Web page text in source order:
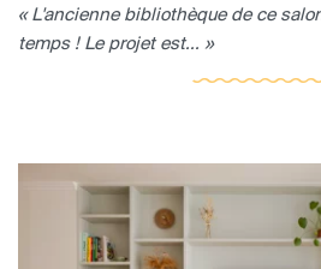
« L'ancienne bibliothèque de ce
temps ! Le projet est... »